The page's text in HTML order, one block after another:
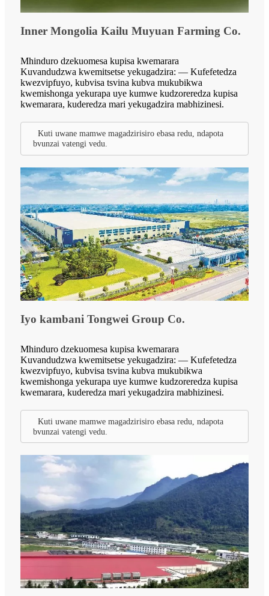
Inner Mongolia Kailu Muyuan Farming Co.
Mhinduro dzekuomesa kupisa kwemarara
Kuvandudzwa kwemitsetse yekugadzira: — Kufefetedza
kwezvipfuyo, kubvisa tsvina kubva mukubikwa
kwemishonga yekurapa uye kumwe kudzoreredza kupisa
kwemarara, kuderedza mari yekugadzira mabhizinesi.
Kuti uwane mamwe magadzirisiro ebasa redu, ndapota
bvunzai vatengi vedu.
Iyo kambani Tongwei Group Co.
Mhinduro dzekuomesa kupisa kwemarara
Kuvandudzwa kwemitsetse yekugadzira: — Kufefetedza
kwezvipfuyo, kubvisa tsvina kubva mukubikwa
kwemishonga yekurapa uye kumwe kudzoreredza kupisa
kwemarara, kuderedza mari yekugadzira mabhizinesi.
Kuti uwane mamwe magadzirisiro ebasa redu, ndapota
bvunzai vatengi vedu.